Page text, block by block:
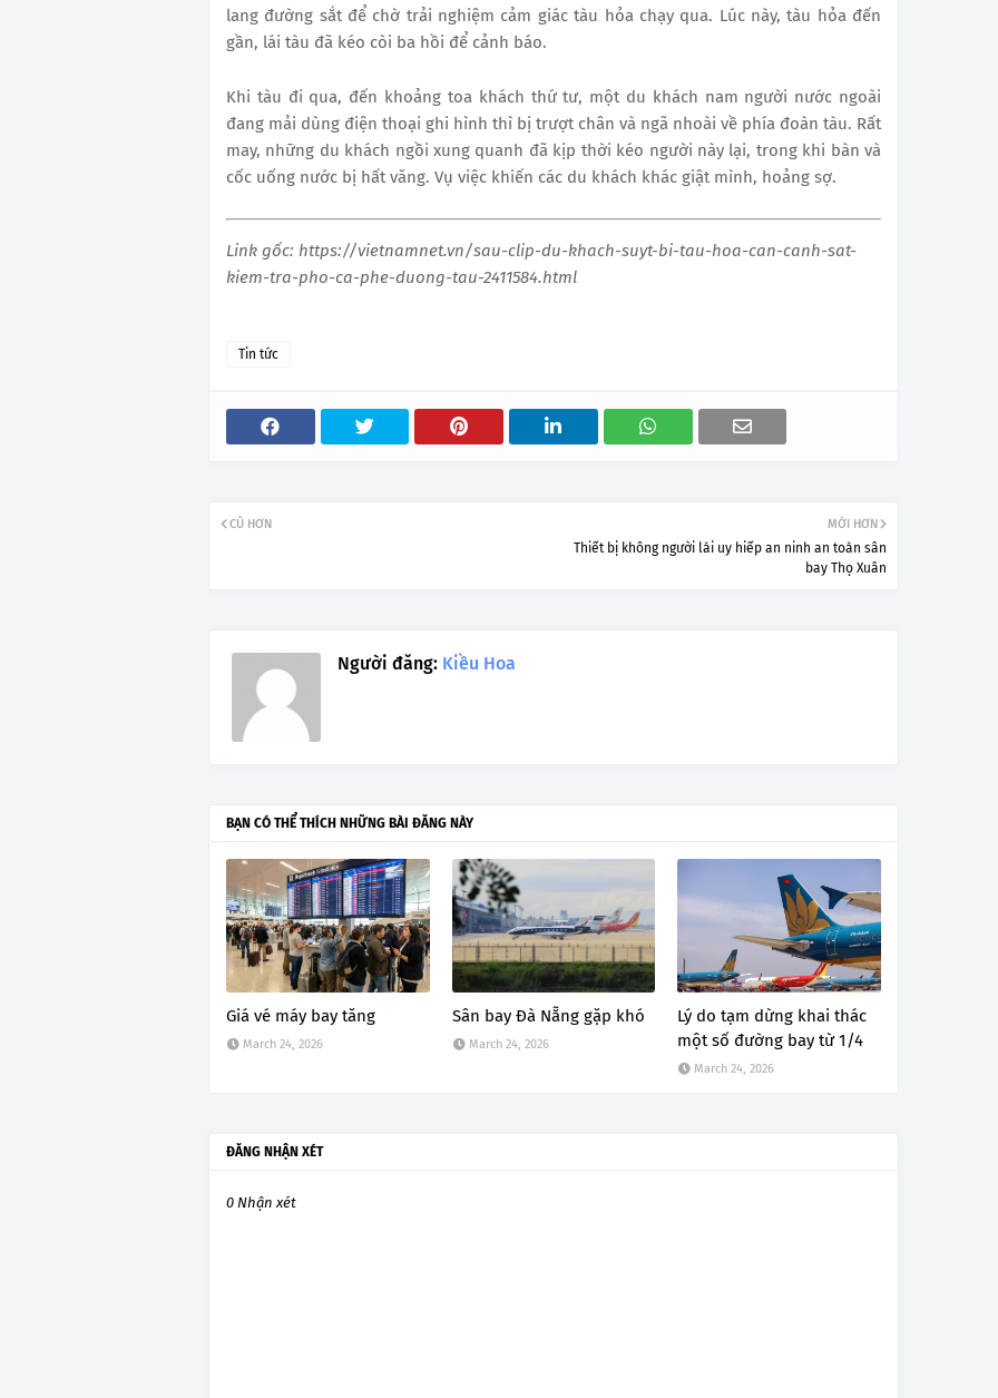
lang đường sắt để chờ trải nghiệm cảm giác tàu hỏa chạy qua. Lúc này, tàu hỏa đến
gần, lái tàu đã kéo còi ba hồi để cảnh báo.
Khi tàu đi qua, đến khoảng toa khách thứ tư, một du khách nam người nước ngoài
đang mải dùng điện thoại ghi hình thì bị trượt chân và ngã nhoài về phía đoàn tàu. Rất
may, những du khách ngồi xung quanh đã kịp thời kéo người này lại, trong khi bàn và
cốc uống nước bị hất văng. Vụ việc khiến các du khách khác giật mình, hoảng sợ.
Link gốc: https://vietnamnet.vn/sau-clip-du-khach-suyt-bi-tau-hoa-can-canh-sat-
kiem-tra-pho-ca-phe-duong-tau-2411584.html
Tin tức
MỚI HƠN
Thiết bị không người lái uy hiếp an ninh an toàn sân
bay Thọ Xuân
CŨ HƠN
Người đăng: Kiều Hoa
BẠN CÓ THỂ THÍCH NHỮNG BÀI ĐĂNG NÀY
Giá vé máy bay tăng
March 24, 2026
Sân bay Đà Nẵng gặp khó
March 24, 2026
Lý do tạm dừng khai thác
một số đường bay từ 1/4
March 24, 2026
ĐĂNG NHẬN XÉT
0 Nhận xét